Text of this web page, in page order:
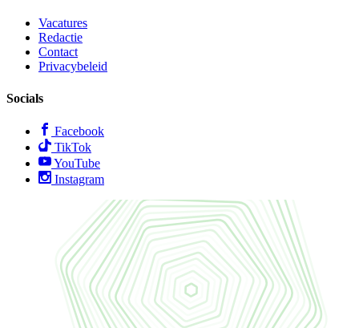
Vacatures
Redactie
Contact
Privacybeleid
Socials
Facebook
TikTok
YouTube
Instagram